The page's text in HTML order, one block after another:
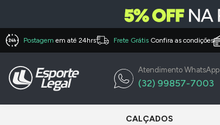
Postagem em até 24hrs Frete Grátis Confira as condições
Atendimento WhatsApp
(32) 99857-7003
CALÇADOS